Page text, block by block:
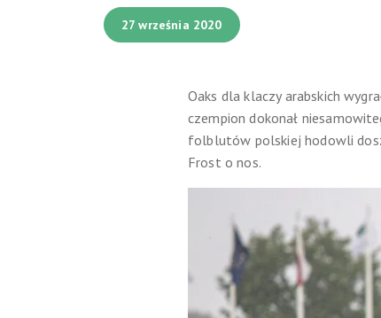
27 września 2020
Oaks dla klaczy arabskich
czempion dokonał
folblutów polskiej hodowli
Frost o nos.